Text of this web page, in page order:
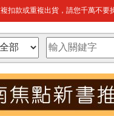
扣款或重複出貨，請您千萬不要